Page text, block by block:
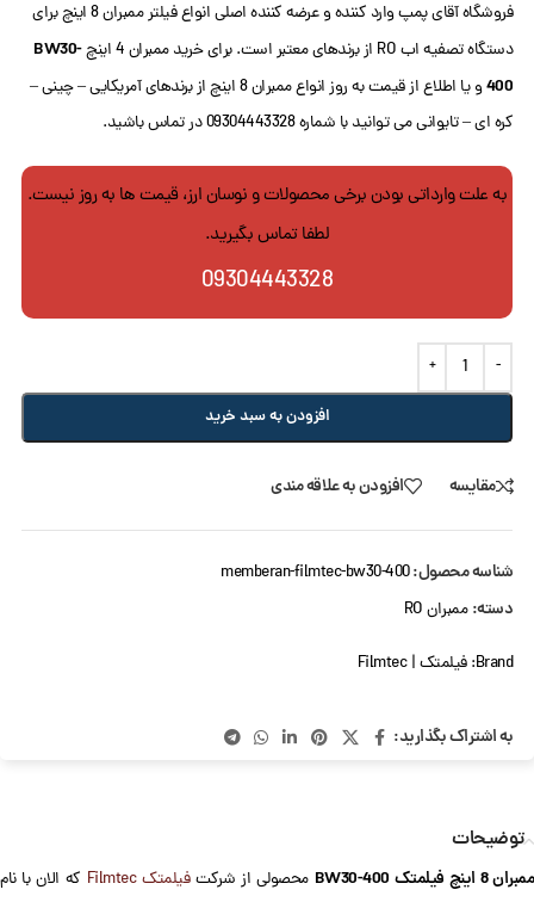
فروشگاه آقای پمپ وارد کننده و عرضه کننده اصلی انواع فیلتر ممبران 8 اینچ برای
دستگاه تصفیه اب RO از برندهای معتبر است. برای خرید ممبران 4 اینچ
BW30-
400
و یا اطلاع از قیمت به روز انواع ممبران 8 اینچ از برندهای آمریکایی – چینی –
کره ای – تایوانی می توانید با شماره 09304443328 در تماس باشید.
به علت وارداتی بودن برخی محصولات و نوسان ارز، قیمت ها به روز نیست.
لطفا تماس بگیرید.
09304443328
افزودن به سبد خرید
مقایسه افزودن به علاقه مندی
شناسه محصول:memberan-filmtec-bw30-400
دسته: ممبران RO
Brand: فیلمتک | Filmtec
به اشتراک بگذارید:
توضیحات
ممبران 8 اینچ فیلمتک BW30-400 محصولی از شرکتفیلمتک Filmtec
که الان با نام